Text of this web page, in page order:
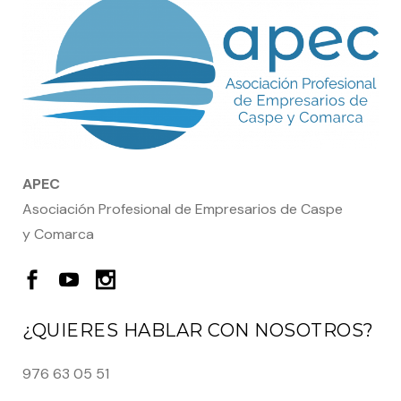
APEC
Asociación Profesional de Empresarios de Caspe
y Comarca
¿QUIERES HABLAR CON NOSOTROS?
976 63 05 51